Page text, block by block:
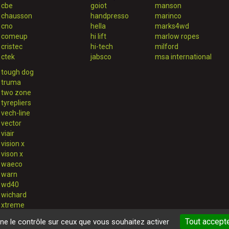
cbe
chausson
cno
comeup
cristec
ctek
goiot
handpresso
hella
hi lift
hi-tech
jabsco
manson
marinco
marks4wd
marlow ropes
milford
msa international
tough dog
truma
two zone
tyrepliers
vech-line
vector
viair
vision x
vison x
waeco
warn
wd40
wichard
xtreme
le contrôle sur ceux que vous souhaitez activer Tout